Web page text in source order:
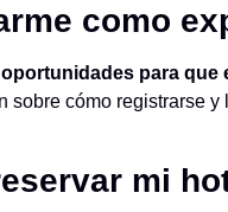
como
oportunidades para que
sobre cómo registrarse
mi